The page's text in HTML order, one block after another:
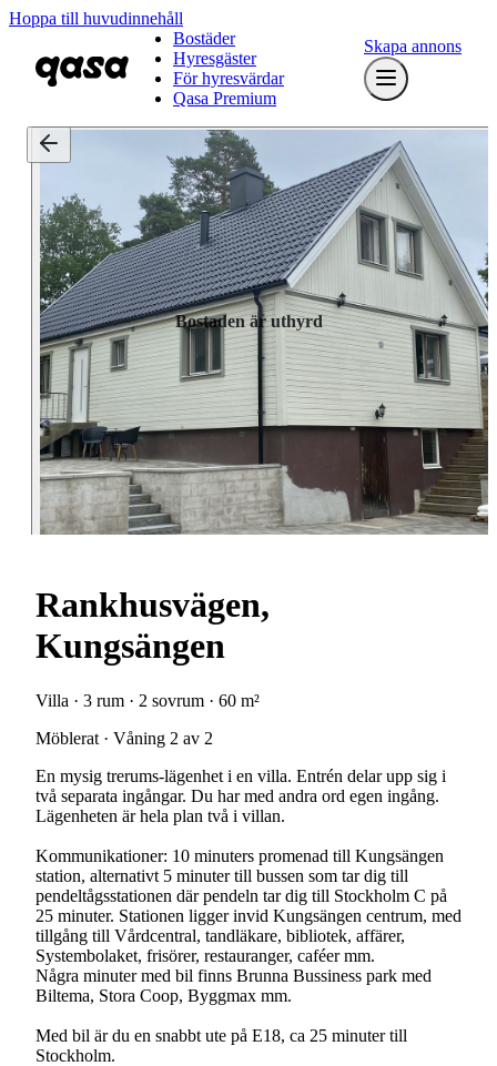
Hoppa till huvudinnehåll
Bostäder
Hyresgäster
För hyresvärdar
Qasa Premium
Skapa annons
Bostaden är uthyrd
Rankhusvägen,
Kungsängen
Villa · 3 rum · 2 sovrum · 60 m²
Möblerat · Våning 2 av 2
En mysig trerums-lägenhet i en villa. Entrén delar upp sig i
två separata ingångar. Du har med andra ord egen ingång.
Lägenheten är hela plan två i villan.
Kommunikationer: 10 minuters promenad till Kungsängen
station, alternativt 5 minuter till bussen som tar dig till
pendeltågsstationen där pendeln tar dig till Stockholm C på
25 minuter. Stationen ligger invid Kungsängen centrum, med
tillgång till Vårdcentral, tandläkare, bibliotek, affärer,
Systembolaket, frisörer, restauranger, caféer mm.
Några minuter med bil finns Brunna Bussiness park med
Biltema, Stora Coop, Byggmax mm.
Med bil är du en snabbt ute på E18, ca 25 minuter till
Stockholm.